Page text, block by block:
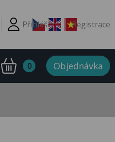
Přihlášení Registrace
0 Objednávka